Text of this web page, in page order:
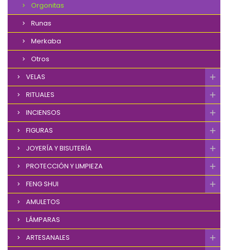
Orgonitas
Runas
Merkaba
Otros
VELAS
RITUALES
INCIENSOS
FIGURAS
JOYERÍA Y BISUTERÍA
PROTECCIÓN Y LIMPIEZA
FENG SHUI
AMULETOS
LÁMPARAS
ARTESANALES